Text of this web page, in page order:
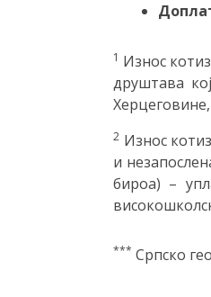
1 Износ
друштава
2 Износ
и
бироа) –
*** Српско